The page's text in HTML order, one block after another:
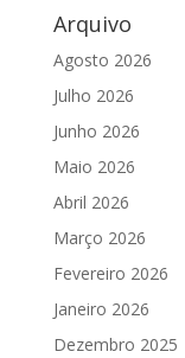
Arquivo
Agosto 2026
Julho 2026
Junho 2026
Maio 2026
Abril 2026
Março 2026
Fevereiro 2026
Janeiro 2026
Dezembro 2025